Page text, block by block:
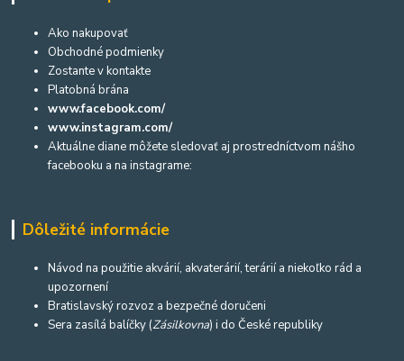
Ako nakupovať
Obchodné podmienky
Zostante v kontakte
Platobná brána
www.facebook.com/
www.instagram.com/
Aktuálne diane môžete sledovať aj prostredníctvom nášho
facebooku a na instagrame:
Dôležité informácie
Návod na použitie akvárií, akvaterárií, terárií a niekoľko rád a
upozornení
Bratislavský rozvoz a bezpečné doručeni
Sera zasílá balíčky (Zásilkovna) i do České republiky